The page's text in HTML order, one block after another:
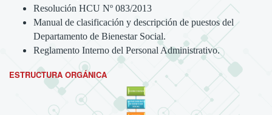
Resolución HCU Nº 083/2013
Manual de clasificación y descripción de puestos del
Departamento de Bienestar Social.
Reglamento Interno del Personal Administrativo.
ESTRUCTURA ORGÁNICA